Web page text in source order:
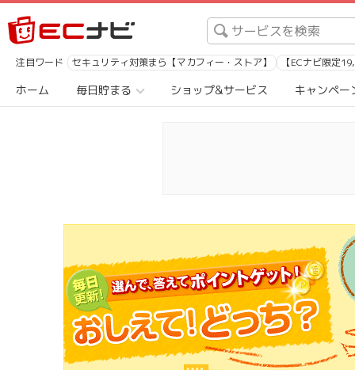
注目ワード セキュリティ対策まら【マカフィー・ストア】 【ECナビ限定
ホーム 毎日貯まる ショップ&サービス キャンペー